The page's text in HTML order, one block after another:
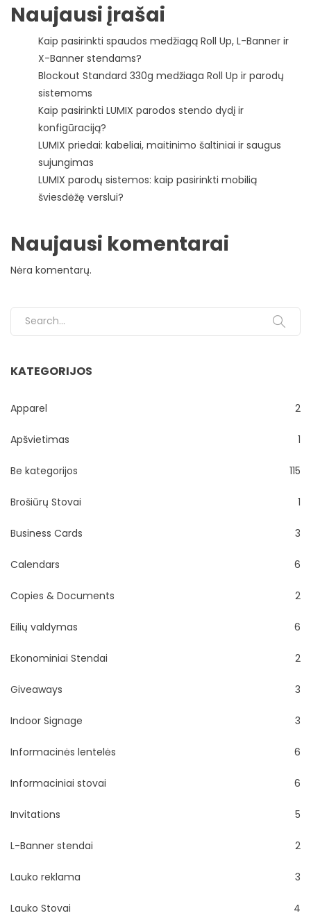
Naujausi įrašai
Kaip pasirinkti spaudos medžiagą Roll Up, L-Banner ir
X-Banner stendams?
Blockout Standard 330g medžiaga Roll Up ir parodų
sistemoms
Kaip pasirinkti LUMIX parodos stendo dydį ir
konfigūraciją?
LUMIX priedai: kabeliai, maitinimo šaltiniai ir saugus
sujungimas
LUMIX parodų sistemos: kaip pasirinkti mobilią
šviesdėžę verslui?
Naujausi komentarai
Nėra komentarų.
Search for:
KATEGORIJOS
Apparel 2
Apšvietimas 1
Be kategorijos 115
Brošiūrų Stovai 1
Business Cards 3
Calendars 6
Copies & Documents 2
Eilių valdymas 6
Ekonominiai Stendai 2
Giveaways 3
Indoor Signage 3
Informacinės lentelės 6
Informaciniai stovai 6
Invitations 5
L-Banner stendai 2
Lauko reklama 3
Lauko Stovai 4